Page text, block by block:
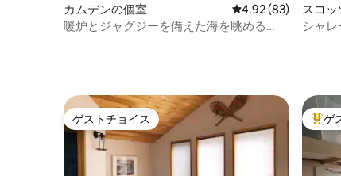
カムデンの個室 レビュー83件、5つ
4.92 (83)
暖炉とジャグジーを備えた海を眺める
スコ
シャ
き。
ゲストチョイス
ゲストチョイス 大好
ゲ